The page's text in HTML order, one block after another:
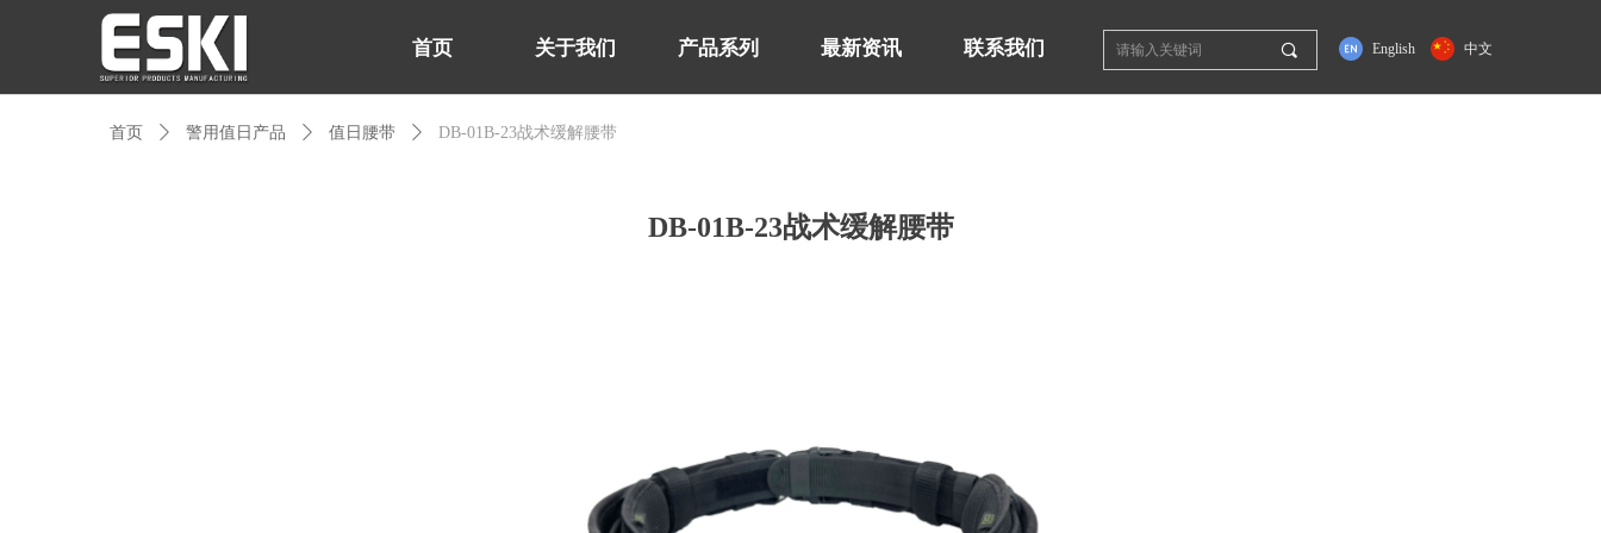
首页
首页
关于我们
关于我们
产品系列 最新资讯 联系我们 English 中文
끠
首页 ꄲ 警用值日产品 ꄲ 值日腰带 ꄲ DB-01B-23战术缓解腰带
DB-01B-23战术缓解腰带